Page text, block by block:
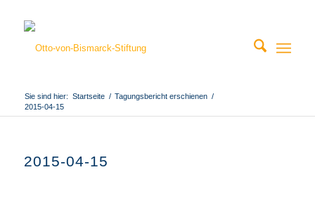
Sie sind hier: Startseite / Tagungsbericht erschienen /
2015-04-15
2015-04-15